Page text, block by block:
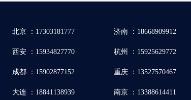
北京 ：17303181777 济南 ：18668909912
西安 ：15934827770 杭州 ：15925629772
成都 ：15902877152 重庆 ：13527570467
大连 ：18841138939 南京 ：13388614411